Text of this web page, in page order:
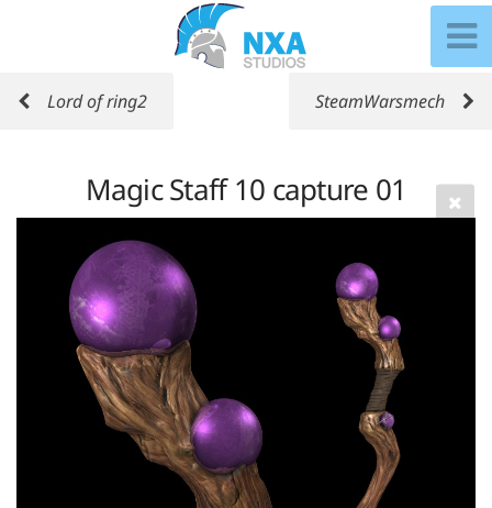
Lord of ring2 SteamWarsmech
Magic Staff 10 capture 01